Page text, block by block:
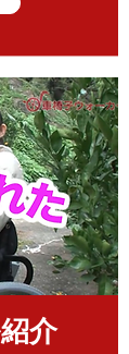
介